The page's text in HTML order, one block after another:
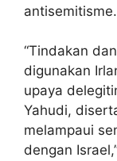
antisemitisme.
“Tindakan
digunakan
upaya
Yahudi,
melampaui
dengan